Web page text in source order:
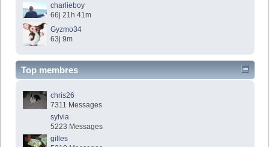
charlieboy
66j 21h 41m
Gyzmo34
63j 9m
Top membres
chris26
7311 Messages
sylvia
5223 Messages
gilles